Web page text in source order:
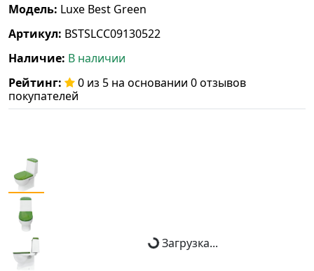
Модель: Luxe Best Green
Артикул: BSTSLCC09130522
Наличие: В наличии
Рейтинг:
0 из 5 на основании 0 отзывов
покупателей
Загрузка...